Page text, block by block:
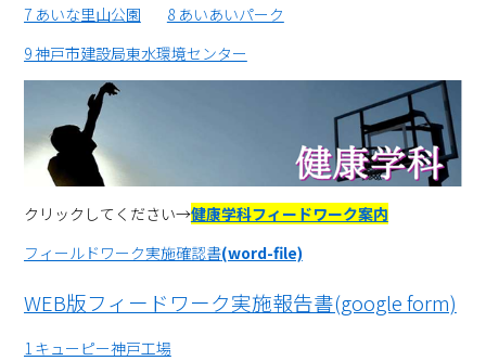
7 あいな里山公園
8 あいあいパーク
9 神戸市建設局東水環境センター
クリックしてください→健康学科フィードワーク案内
フィールドワーク実施確認書(word-file)
WEB版フィードワーク実施報告書(google form)
1 キューピー神戸工場